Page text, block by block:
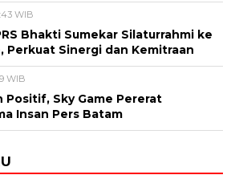
WIB
Bhakti Sumekar Silaturrahmi ke
Perkuat Sinergi dan Kemitraan
WIB
Positif, Sky Game Pererat
Insan Pers Batam